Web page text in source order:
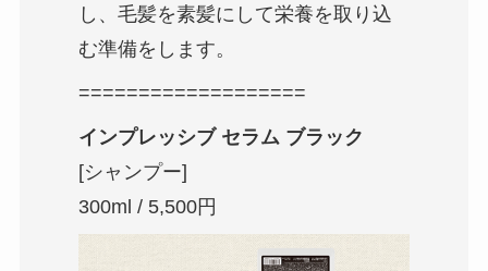
し、毛髪を素髪にして栄養を取り込
む準備をします。
===================
インプレッシブ セラム ブラック
[シャンプー]
300ml / 5,500円